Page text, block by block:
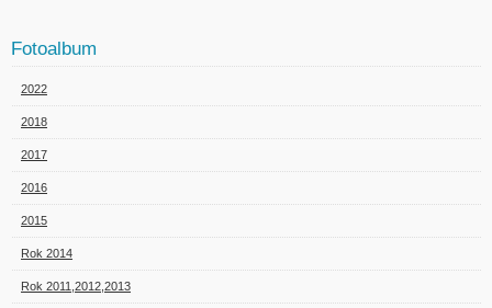
Fotoalbum
2022
2018
2017
2016
2015
Rok 2014
Rok 2011,2012,2013